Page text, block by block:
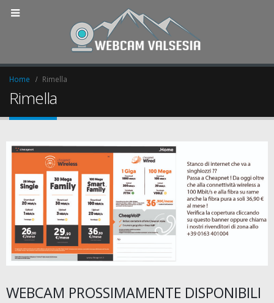
Home Rimella
Rimella
WEBCAM PROSSIMAMENTE DISPONIBILI